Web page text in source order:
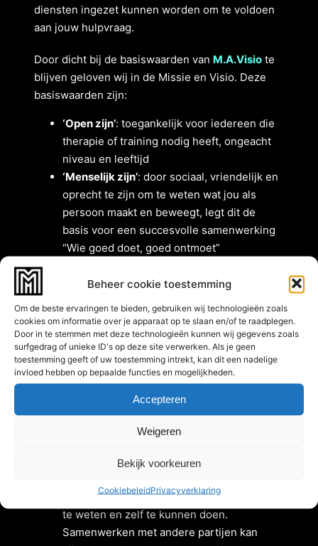
Beheer cookie toestemming
Om de beste ervaringen te bieden, gebruiken wij technologieën zoals
cookies om informatie over je apparaat op te slaan en/of te raadplegen.
Door in te stemmen met deze technologieën kunnen wij gegevens zoals
surfgedrag of unieke ID's op deze site verwerken. Als je geen
toestemming geeft of uw toestemming intrekt, kan dit een nadelige
invloed hebben op bepaalde functies en mogelijkheden.
Accepteren
Weigeren
Bekijk voorkeuren
CookiebeleidPrivacyverklaring
diensten ingezet kunnen worden om te voldoen
aan jouw hulpvraag.
Door dicht bij de basiswaarden van M.A.Visio te
blijven geloven wij in de Missie en Visio. Deze
basiswaarden zijn:
‘Open zijn’: toegankelijk voor iedereen die
therapie of training nodig heeft, ongeacht
niveau en leeftijd
‘Menselijk zijn’: door sociaal, vriendelijk en
oprecht te zijn om te weten wat jou als
persoon maakt en beweegt, legt dit de
basis voor een succesvolle samenwerking
“Wie goed doet, goed ontmoet”
plaatsen en te luisteren naar jouw wensen,
Intrinsieke als extrinsieke factoren die de
hulpvraag zowel belemmerend als
bevorderend kunnen beïnvloeden, worden
besproken en meegenomen in het proces
te hebben en ambitieus te zijn, ontstaat er
een continue drive om nieuwe kennis op te
de verschillende diensten hoog blijven om
‘Samenwerken’: het is onmogelijk om álles
te weten en zelf te kunnen doen.
Samenwerken met andere partijen kan